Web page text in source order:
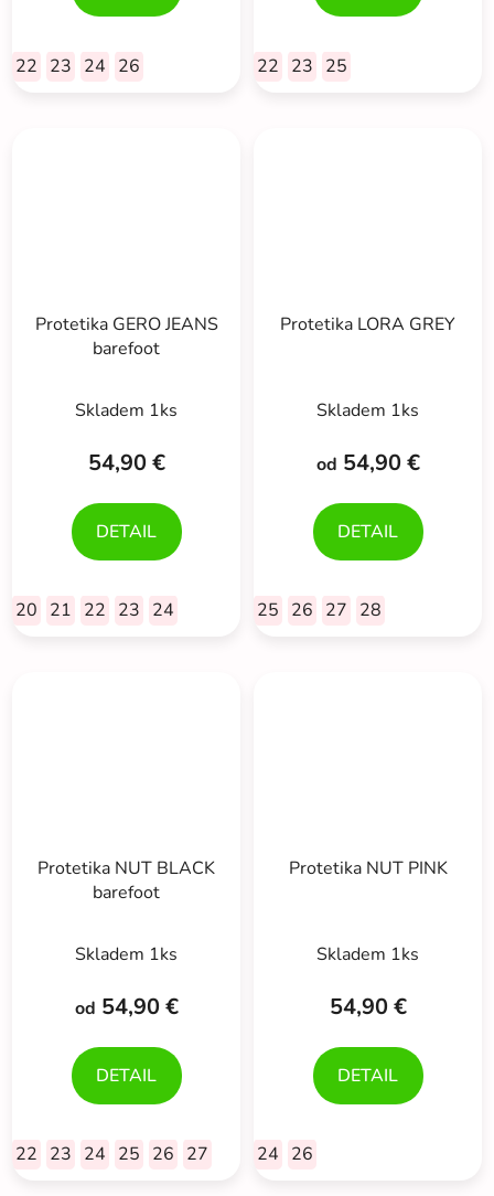
22 23 24 26 22 23 25
Protetika GERO JEANS
barefoot
hodnotenie
produktu
5,0
z
hviezdičiek.
Skladem 1ks
54,90 €
DETAIL
20 21 22 23 24
Protetika LORA GREY
Skladem 1ks
od 54,90 €
DETAIL
25 26 27 28
Protetika NUT BLACK
barefoot
Skladem 1ks
od 54,90 €
DETAIL
22 23 24 25 26 27
Protetika NUT PINK
hodnotenie
produktu
5,0
z
Skladem 1ks
54,90 €
DETAIL
24 26